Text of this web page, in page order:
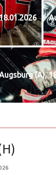
(A),